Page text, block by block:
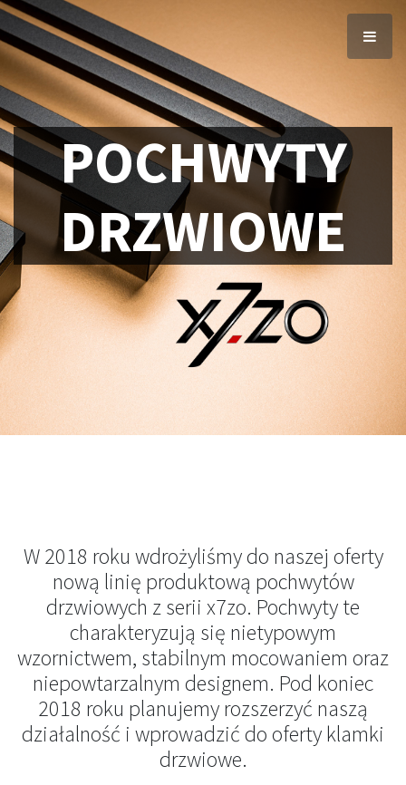
POCHWYTY
DRZWIOWE
W 2018 roku wdrożyliśmy do naszej oferty
nową linię produktową pochwytów
drzwiowych z serii x7zo. Pochwyty te
charakteryzują się nietypowym
wzornictwem, stabilnym mocowaniem oraz
niepowtarzalnym designem. Pod koniec
2018 roku planujemy rozszerzyć naszą
działalność i wprowadzić do oferty klamki
drzwiowe.